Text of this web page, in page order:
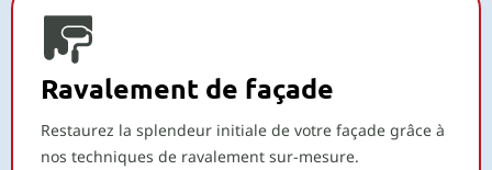
Ravalement de façade
Restaurez la splendeur initiale de votre façade grâce à
nos techniques de ravalement sur-mesure.